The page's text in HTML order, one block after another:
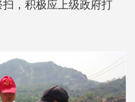
，积极应上级政府打